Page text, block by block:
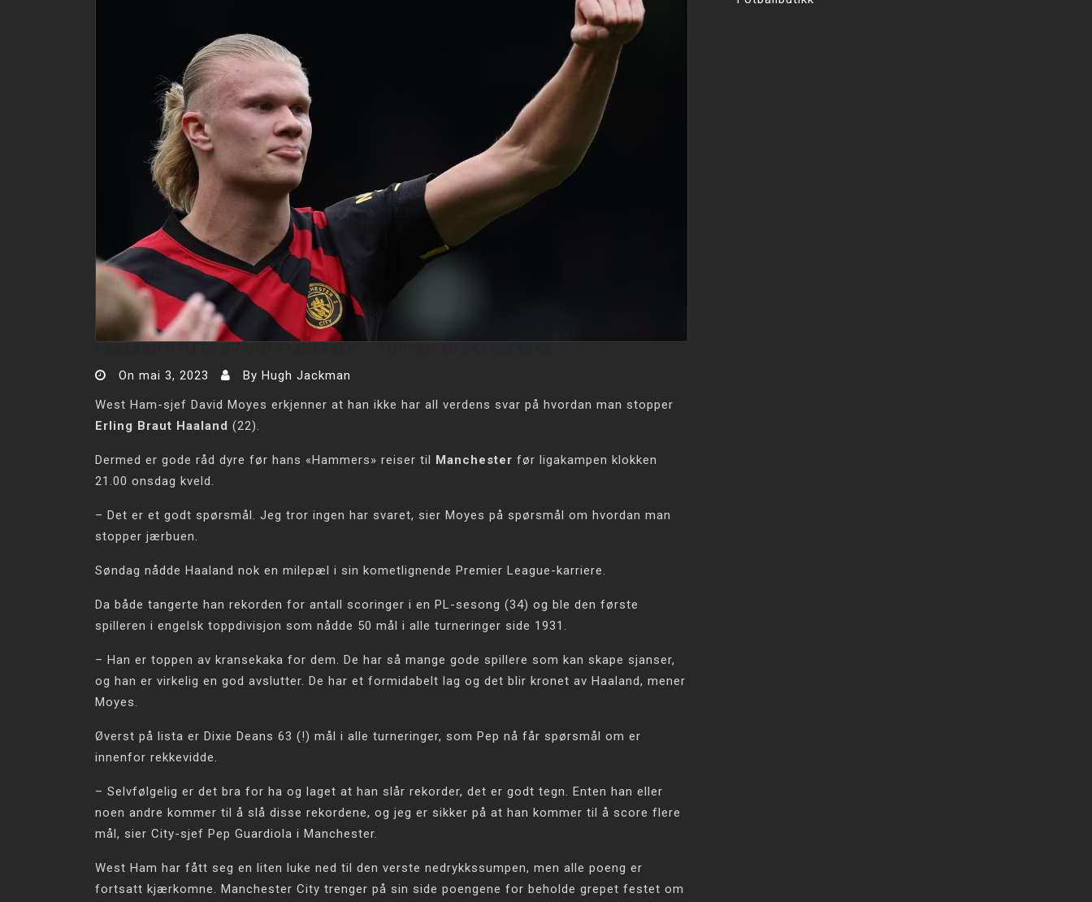
On mai 3, 2023 By Hugh Jackman
West Ham-sjef David Moyes erkjenner at han ikke har all verdens svar på hvordan man stopper
Erling Braut Haaland (22).
Dermed er gode råd dyre før hans «Hammers» reiser til Manchester før ligakampen klokken
21.00 onsdag kveld.
– Det er et godt spørsmål. Jeg tror ingen har svaret, sier Moyes på spørsmål om hvordan man
stopper jærbuen.
Søndag nådde Haaland nok en milepæl i sin kometlignende Premier League-karriere.
Da både tangerte han rekorden for antall scoringer i en PL-sesong (34) og ble den første
spilleren i engelsk toppdivisjon som nådde 50 mål i alle turneringer side 1931.
– Han er toppen av kransekaka for dem. De har så mange gode spillere som kan skape sjanser,
og han er virkelig en god avslutter. De har et formidabelt lag og det blir kronet av Haaland, mener
Moyes.
Øverst på lista er Dixie Deans 63 (!) mål i alle turneringer, som Pep nå får spørsmål om er
innenfor rekkevidde.
– Selvfølgelig er det bra for ha og laget at han slår rekorder, det er godt tegn. Enten han eller
noen andre kommer til å slå disse rekordene, og jeg er sikker på at han kommer til å score flere
mål, sier City-sjef Pep Guardiola i Manchester.
West Ham har fått seg en liten luke ned til den verste nedrykkssumpen, men alle poeng er
fortsatt kjærkomne. Manchester City trenger på sin side poengene for beholde grepet festet om